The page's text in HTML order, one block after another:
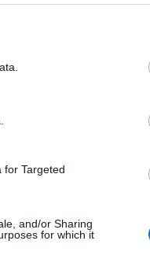
for Targeted
and/or Sharing
for which it
a végeredmény